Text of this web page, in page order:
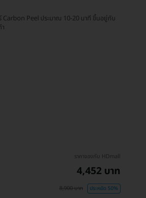
ร์ Carbon Peel ประมาณ 10-20 นาที ขึ้นอยู่กับ
ราคาจองกับ HDmall
4,452 บาท
8,900 บาท ประหยัด 50%